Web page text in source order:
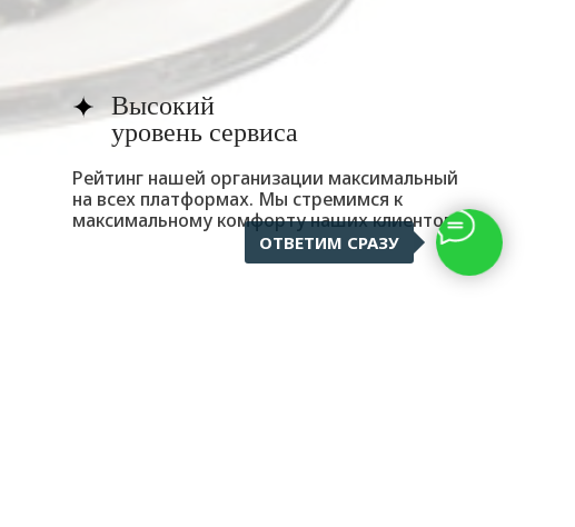
Высокий
уровень сервиса
Рейтинг нашей организации максимальный
на всех платформах. Мы стремимся к
максимальному комфорту наших клиентов!
ОТВЕТИМ СРАЗУ